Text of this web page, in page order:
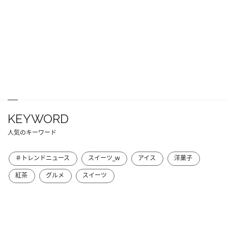
KEYWORD
人気のキーワード
＃トレンドニュース スイーツ_w アイス
洋菓子
紅茶
グルメ スイーツ